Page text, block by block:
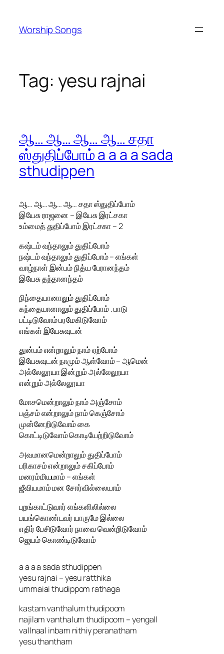
content
Worship Songs
Tag: yesu rajnai
ஆ… ஆ… ஆ… ஆ… சதா
ஸ்துதிப்போம் a a a a sada
sthudippen
ஆ… ஆ… ஆ… ஆ… சதா ஸ்துதிப்போம்
இயேசு ராஜனை – இயேசு இரட்சகா
உம்மைத் துதிப்போம் இரட்சகா – 2
கஷ்டம் வந்தாலும் துதிப்போம்
நஷ்டம் வந்தாலும் துதிப்போம் – எங்கள்
வாழ்நாள் இன்பம் நித்ய பேரானந்தம்
இயேசு தந்தானந்தம்
நிந்தையானாலும் துதிப்போம்
கந்தையானாலும் துதிப்போம் . பாடு
பட்டிடுவோம் பரமேகிடுவோம்
எங்கள் இயேசுவுடன்
துன்பம் என்றாலும் நாம் ஏற்போம்
இயேசுவுடன் நாமும் ஆள்வோம் – ஆமென்
அல்லேலூயா இன்றும் அல்லேலூயா
என்றும் அல்லேலூயா
மோசமென்றாலும் நாம் அஞ்சோம்
பஞ்சம் என்றாலும் நாம் கெஞ்சோம்
முன்னேறிடுவோம் கை
கொட்டிடுவோம் கொடியேற்றிடுவோம்
அவமானமென்றாலும் துதிப்போம்
பரிகாசம் என்றாலும் சகிப்போம்
மனரம்மியமாம் – எங்கள்
ஜீவியமாம் மன சோர்வில்லையாம்
புறங்காட்டுவார் எங்களிலில்லை
பயங்கொண்டவர் யாருமே இல்லை
எதிர் பேசிடுவோர் நாவை வென்றிடுவோம்
ஜெயம் கொண்டிடுவோம்
a a a a sada sthudippen
yesu rajnai – yesu ratthika
ummaiai thudippom rathaga
kastam vanthalum thudipoom
najilam vanthalum thudipoom – yengall
vallnaal inbam nithiy peranatham
yesu thantham